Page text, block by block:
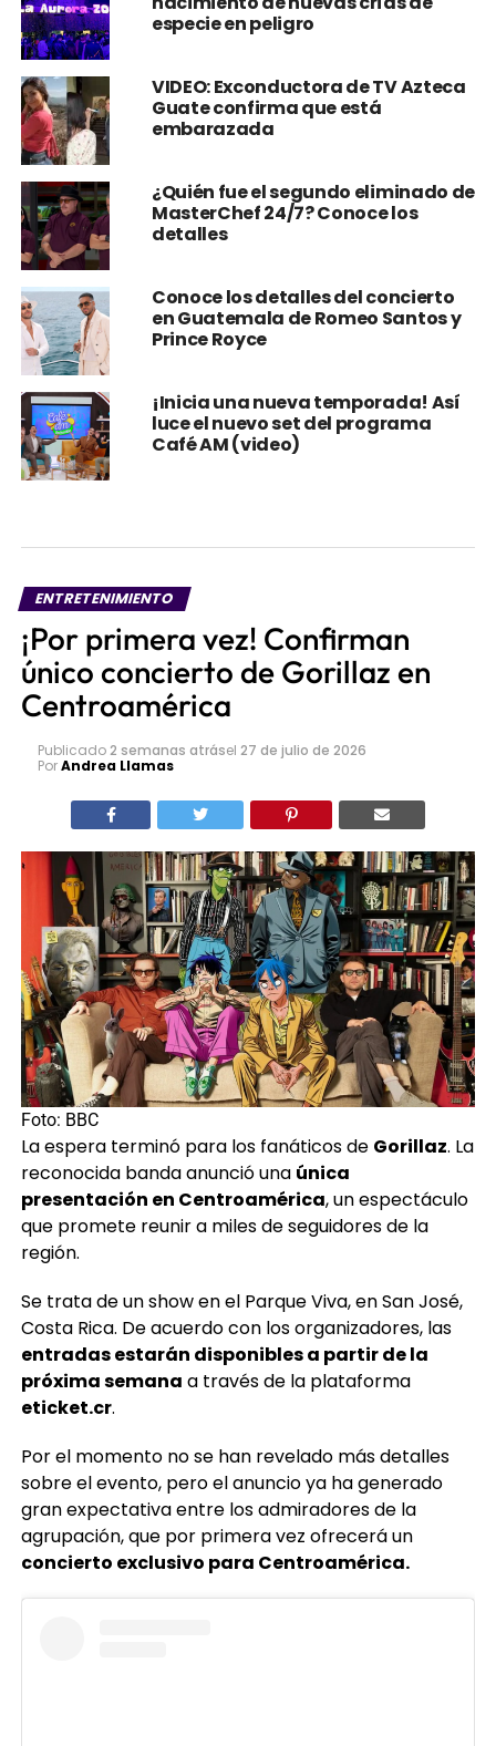
especie en peligro
VIDEO: Exconductora de TV Azteca
Guate confirma que está
embarazada
¿Quién fue el segundo eliminado de
MasterChef 24/7? Conoce los
detalles
Conoce los detalles del concierto
en Guatemala de Romeo Santos y
Prince Royce
¡Inicia una nueva temporada! Así
luce el nuevo set del programa
Café AM (video)
ENTRETENIMIENTO
¡Por primera vez! Confirman
único concierto de Gorillaz en
Centroamérica
Publicado2 semanas atrásel 27 de julio de 2026
PorAndrea Llamas
Foto: BBC
La espera terminó para los fanáticos de Gorillaz. La
reconocida banda anunció una única
presentación en Centroamérica, un espectáculo
que promete reunir a miles de seguidores de la
región.
Se trata de un show en el Parque Viva, en San José,
Costa Rica. De acuerdo con los organizadores, las
entradas estarán disponibles a partir de la
próxima semana a través de la plataforma
eticket.cr.
Por el momento no se han revelado más detalles
sobre el evento, pero el anuncio ya ha generado
gran expectativa entre los admiradores de la
agrupación, que por primera vez ofrecerá un
concierto exclusivo para Centroamérica.